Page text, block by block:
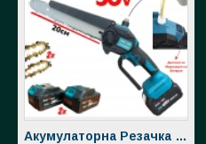
Акумулаторна Резачка с Автоматично Смазване на Веригата и Дисплей KRAFT ROYAL Трион за Клони 36V 8AH 2 Вериги 2 Батерии